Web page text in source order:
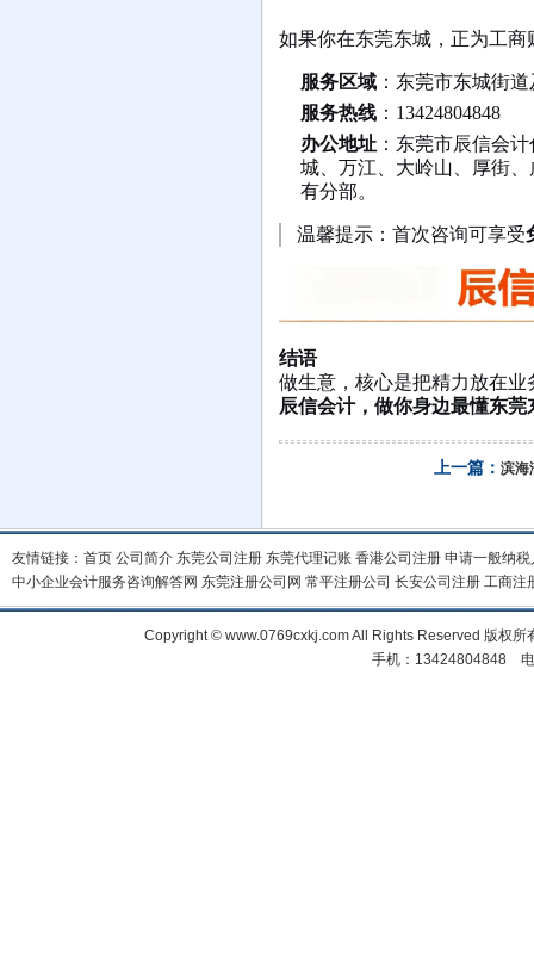
如果你在东莞东城，正为工
服务区域：东莞市东城街道
服务热线：13424804848
办公地址：东莞市辰信会
城、万江、大岭山、厚街
有分部。
温馨提示：首次咨询可享受
结语
做生意，核心是把精力放在
辰信会计，做你身边最懂东
上一篇： 滨海
友情链接： 首页 公司简介 东莞公司注册 东莞代理记账 香港公司注册 申请一般纳税
中小企业会计服务咨询解答网 东莞注册公司网 常平注册公司 长安公司注册 工商注
Copyright © www.0769cxkj.com All Rights Reserved 版权
手机：13424804848